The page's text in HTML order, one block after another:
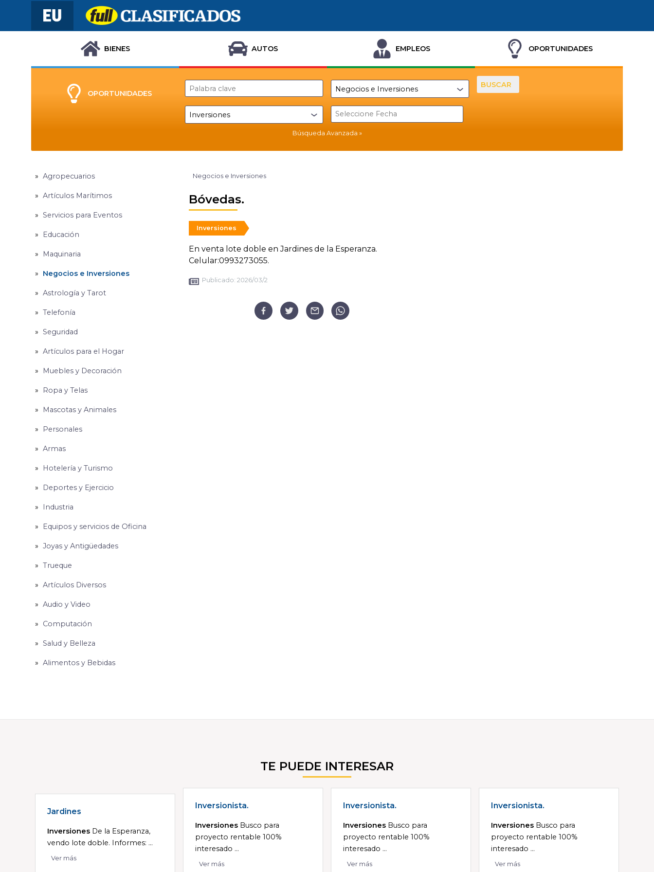
BIENES AUTOS EMPLEOS OPORTUNIDADES
OPORTUNIDADES
Búsqueda Avanzada
BUSCAR
Agropecuarios
Artículos Marítimos
Servicios para Eventos
Educación
Maquinaria
Negocios e Inversiones
Astrología y Tarot
Telefonía
Seguridad
Artículos para el Hogar
Muebles y Decoración
Ropa y Telas
Mascotas y Animales
Personales
Armas
Hotelería y Turismo
Deportes y Ejercicio
Industria
Equipos y servicios de Oficina
Joyas y Antigüedades
Trueque
Artículos Diversos
Audio y Video
Computación
Salud y Belleza
Alimentos y Bebidas
Negocios e Inversiones
Bóvedas.
Inversiones
En venta lote doble en Jardines de la Esperanza.
Celular:0993273055.
Publicado: 2026/03/2
TE PUEDE INTERESAR
Jardines
Inversiones De la Esperanza,
vendo lote doble. Informes: ...
Ver más
Inversionista.
Inversiones Busco para
proyecto rentable 100%
interesado ...
Ver más
Inversionista.
Inversiones Busco para
proyecto rentable 100%
interesado ...
Ver más
Inversionista.
Inversiones Busco para
proyecto rentable 100%
interesado ...
Ver más